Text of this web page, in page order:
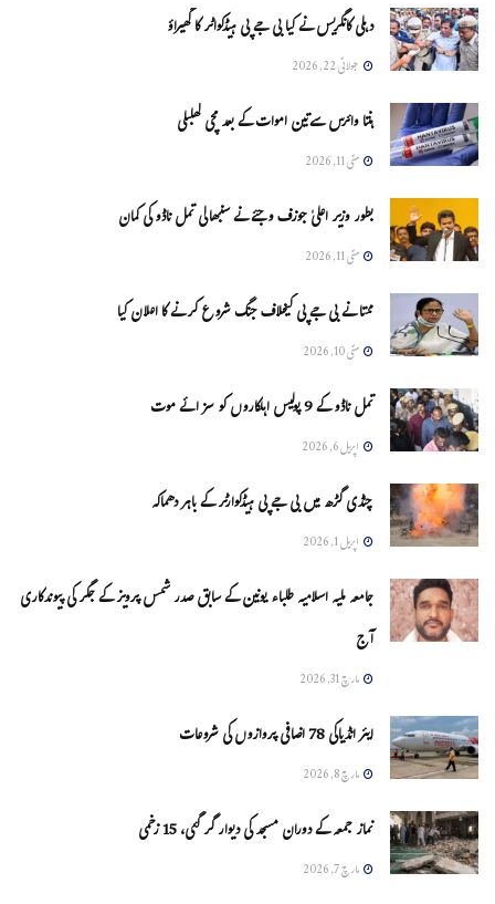
دہلی کانگریس نے کیا بی جے پی ہیڈکواٹر کا گھیراؤ
جولائی 22, 2026
ہنتا وائرس سےتین اموات کے بعد مچی کھلبلی
مئی 11, 2026
بطور وزیر اعلیٰ جوزف وجئے نے سنبھالی تمل ناڈو کی کمان
مئی 11, 2026
ممتا نے بی جے پی کیخلاف جنگ شروع کرنے کا اعلان کیا
مئی 10, 2026
تمل ناڈو کے 9 پولیس اہلکاروں کو سزائے موت
اپریل 6, 2026
چنڈی گڑھ میں بی جے پی ہیڈکوارٹر کے باہر دھماکہ
اپریل 1, 2026
جامعہ ملیہ اسلامیہ طلباء یونین کے سابق صدر شمس پرویز کے جگر کی پیوندکاری
آج
مارچ 31, 2026
ایئر انڈیاکی 78 اضافی پروازوں کی شروعات
مارچ 8, 2026
نماز جمعہ کے دوران مسجد کی دیوار گر گئی، 15 زخمی
مارچ 7, 2026